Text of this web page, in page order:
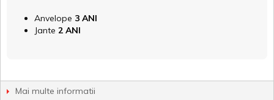
Anvelope 3 ANI
Jante 2 ANI
Mai multe informatii